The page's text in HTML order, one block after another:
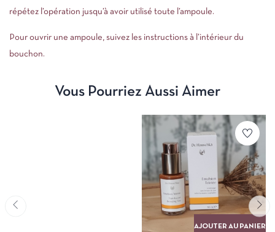
répétez l’opération jusqu’à avoir utilisé toute l’ampoule.
Pour ouvrir une ampoule, suivez les instructions à l’intérieur du
bouchon.
Vous Pourriez Aussi Aimer
AJOUTER AU PANIER